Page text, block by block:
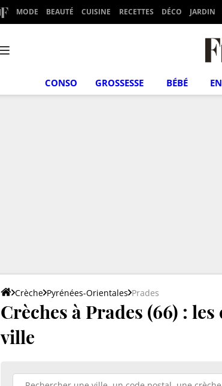
MODE BEAUTÉ CUISINE RECETTES DÉCO JARDIN
CONSO GROSSESSE BÉBÉ
Crèche Pyrénées-Orientales Prades
Crèches à Prades (66) :
ville